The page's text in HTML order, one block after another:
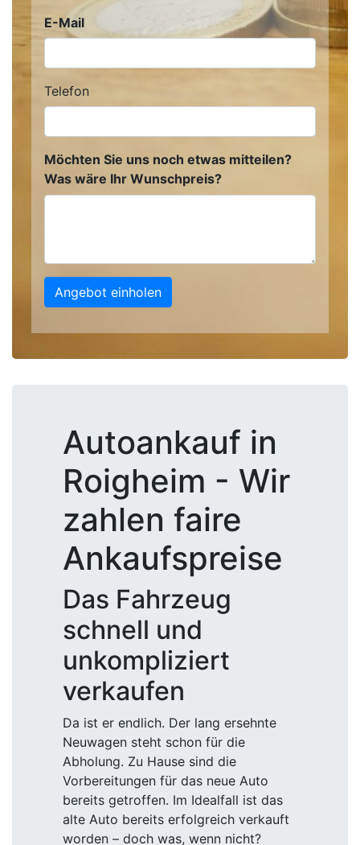
E-Mail
Telefon
Möchten Sie uns noch etwas mitteilen?
Was wäre Ihr Wunschpreis?
Angebot einholen
Autoankauf in
Roigheim - Wir
zahlen faire
Ankaufspreise
Das Fahrzeug
schnell und
unkompliziert
verkaufen
Da ist er endlich. Der lang ersehnte
Neuwagen steht schon für die
Abholung. Zu Hause sind die
Vorbereitungen für das neue Auto
bereits getroffen. Im Idealfall ist das
alte Auto bereits erfolgreich verkauft
worden – doch was, wenn nicht?